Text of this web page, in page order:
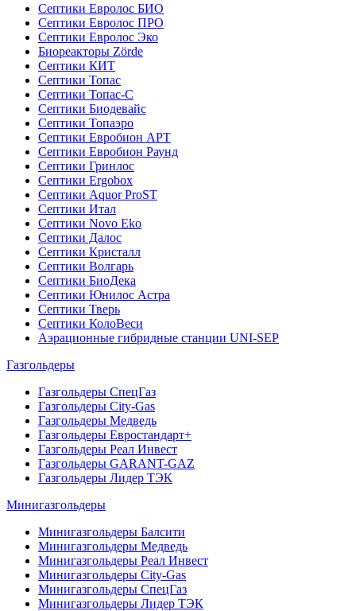
Септики Евролос БИО
Септики Евролос ПРО
Септики Евролос Эко
Биореакторы Zörde
Септики КИТ
Септики Топас
Септики Топас-С
Септики Биодевайс
Септики Топаэро
Септики Евробион АРТ
Септики Евробион Раунд
Септики Гринлос
Септики Ergobox
Септики Aquor ProST
Септики Итал
Септики Novo Eko
Септики Далос
Септики Кристалл
Септики Волгарь
Септики БиоДека
Септики Юнилос Астра
Септики Тверь
Септики КолоВеси
Аэрационные гибридные станции UNI-SEP
Газгольдеры
Газгольдеры СпецГаз
Газгольдеры City-Gas
Газгольдеры Медведь
Газгольдеры Евростандарт+
Газгольдеры Реал Инвест
Газгольдеры GARANT-GAZ
Газгольдеры Лидер ТЭК
Минигазгольдеры
Минигазгольдеры Балсити
Минигазгольдеры Медведь
Минигазгольдеры Реал Инвест
Минигазгольдеры City-Gas
Минигазгольдеры СпецГаз
Минигазгольдеры Лидер ТЭК